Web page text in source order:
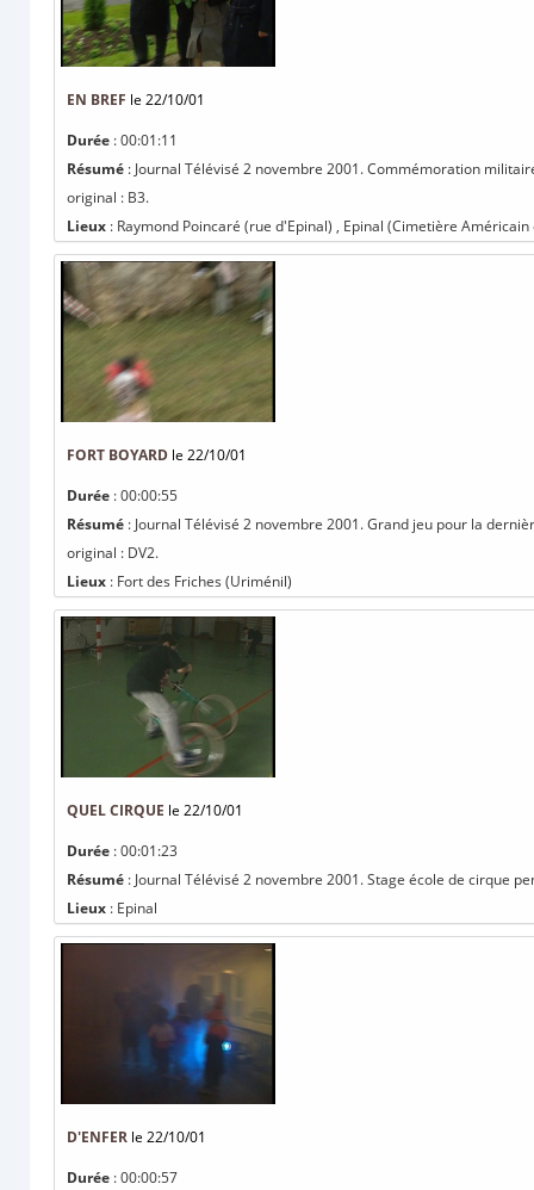
EN BREF le 22/10/01
Durée : 00:01:11
Résumé : Journal Télévisé 2 novembre 2001. Commémoration
original : B3.
Lieux : Raymond Poincaré (rue d'Epinal) , Epinal (Cimetière
FORT BOYARD le 22/10/01
Durée : 00:00:55
Résumé : Journal Télévisé 2 novembre 2001. Grand jeu pour la
original : DV2.
Lieux : Fort des Friches (Uriménil)
QUEL CIRQUE le 22/10/01
Durée : 00:01:23
Résumé : Journal Télévisé 2 novembre 2001. Stage école de cirque
Lieux : Epinal
D'ENFER le 22/10/01
Durée : 00:00:57